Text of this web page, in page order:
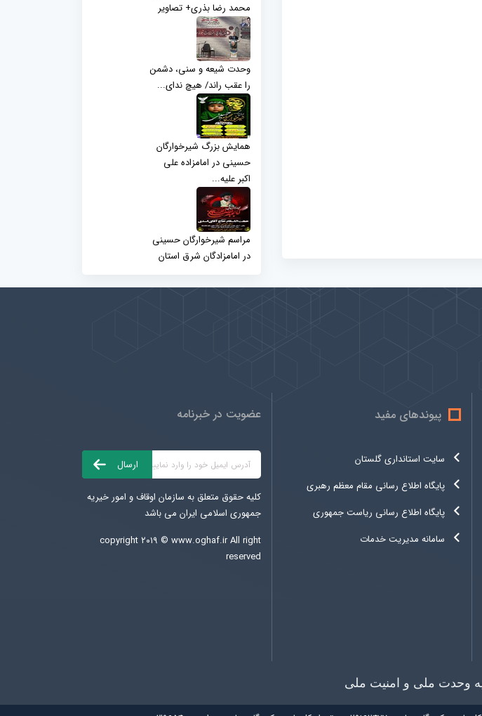
محمد رضا بذری+ تصاویر
وحدت شیعه و سنی، دشمن
را عقب راند/ هیچ ندای...
همایش بزرگ شیرخوارگان
حسینی در امامزاده علی
اکبر علیه...
مراسم شیرخوارگان حسینی
در امامزادگان شرق استان
پیوندهای مفید
سایت استانداری گلستان
پایگاه اطلاع رسانی مقام معظم رهبری
پایگاه اطلاع رسانی ریاست جمهوری
سامانه مدیریت خدمات
عضویت در خبرنامه
کلیه حقوق متعلق به سازمان اوقاف و امور خیریه
جمهوری اسلامی ایران می باشد
copyright ۲۰۱۹ © www.oghaf.irAll right
reserved
وحدت ملی و امنیت ملی